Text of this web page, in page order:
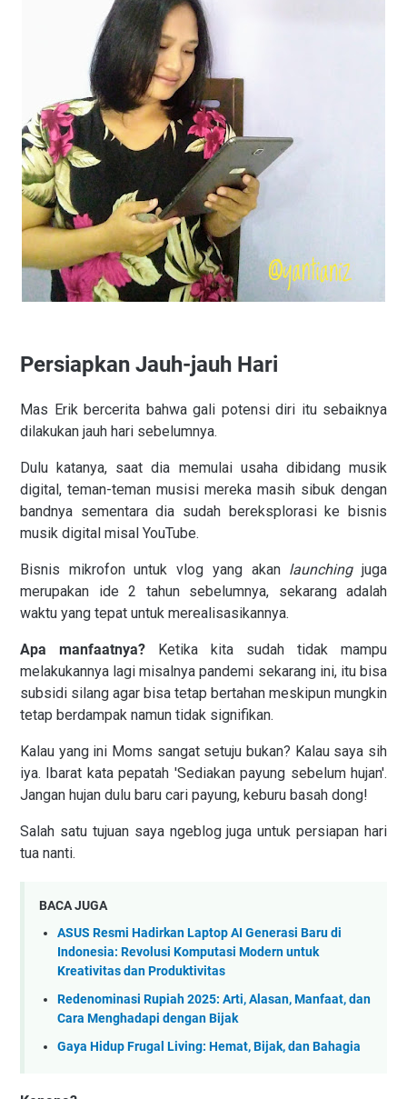
Persiapkan Jauh-jauh Hari
Mas Erik bercerita bahwa gali potensi diri itu sebaiknya
dilakukan jauh hari sebelumnya.
Dulu katanya, saat dia memulai usaha dibidang musik
digital, teman-teman musisi mereka masih sibuk dengan
bandnya sementara dia sudah bereksplorasi ke bisnis
musik digital misal YouTube.
Bisnis mikrofon untuk vlog yang akan launchingjuga
merupakan ide 2 tahun sebelumnya, sekarang adalah
waktu yang tepat untuk merealisasikannya.
Apa manfaatnya? Ketika kita sudah tidak mampu
melakukannya lagi misalnya pandemi sekarang ini, itu bisa
subsidi silang agar bisa tetap bertahan meskipun mungkin
tetap berdampak namun tidak signifikan.
Kalau yang ini Moms sangat setuju bukan? Kalau saya sih
iya. Ibarat kata pepatah 'Sediakan payung sebelum hujan'.
Jangan hujan dulu baru cari payung, keburu basah dong!
Salah satu tujuan saya ngeblog juga untuk persiapan hari
tua nanti.
BACA JUGA
ASUS Resmi Hadirkan Laptop AI Generasi Baru di
Indonesia: Revolusi Komputasi Modern untuk
Kreativitas dan Produktivitas
Redenominasi Rupiah 2025: Arti, Alasan, Manfaat, dan
Cara Menghadapi dengan Bijak
Gaya Hidup Frugal Living: Hemat, Bijak, dan Bahagia